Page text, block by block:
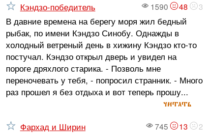
1590 48 3
Кэндзо-победитель
В давние времена на берегу моря жил бедный
рыбак, по имени Кэндзо Синобу. Однажды в
холодный ветреный день в хижину Кэндзо кто-то
постучал. Кэндзо открыл дверь и увидел на
пороге дряхлого старика. - Позволь мне
переночевать у тебя, - попросил странник. - Много
раз прошел я без отдыха и вот теперь прошу...
читать
745 13 2
Фархад и Ширин